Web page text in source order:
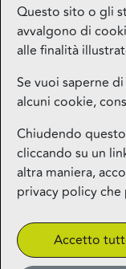
❌ Esselunga
Questo sito o gli
avvalgono di
alle finalità
Se vuoi saperne
alcuni cookie,
Chiudendo
cliccando su un
altra maniera,
privacy policy
Accetto
Contatti
More